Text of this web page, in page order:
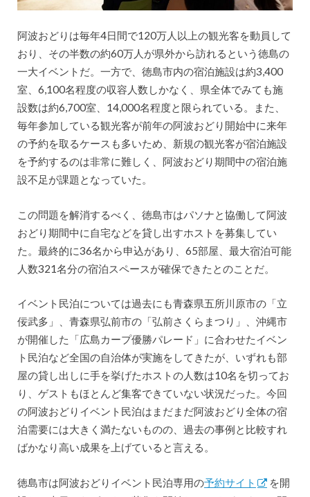
阿波おどりは毎年4日間で120万人以上の観光客を動員して
おり、その半数の約60万人が県外から訪れるという徳島の
一大イベントだ。一方で、徳島市内の宿泊施設は約3,400
室、6,100名程度の収容人数しかなく、県全体でみても施
設数は約6,700室、14,000名程度と限られている。また、
毎年参加している観光客が前年の阿波おどり開始中に来年
の予約を取るケースも多いため、新規の観光客が宿泊施設
を予約するのは非常に難しく、阿波おどり期間中の宿泊施
設不足が課題となっていた。
この問題を解消するべく、徳島市はパソナと協働して阿波
おどり期間中に自宅などを貸し出すホストを募集してい
た。最終的に36名から申込があり、65部屋、最大宿泊可能
人数321名分の宿泊スペースが確保できたとのことだ。
イベント民泊については過去にも青森県五所川原市の「立
佞武多」、青森県弘前市の「弘前さくらまつり」、沖縄市
が開催した「広島カープ優勝パレード」に合わせたイベン
ト民泊など全国の自治体が実施をしてきたが、いずれも部
屋の貸し出しに手を挙げたホストの人数は10名を切ってお
り、ゲストもほとんど集客できていない状況だった。今回
の阿波おどりイベント民泊はまだまだ阿波おどり全体の宿
泊需要には大きく満たないものの、過去の事例と比較すれ
ばかなり高い成果を上げていると言える。
徳島市は阿波おどりイベント民泊専用の予約サイト
を開